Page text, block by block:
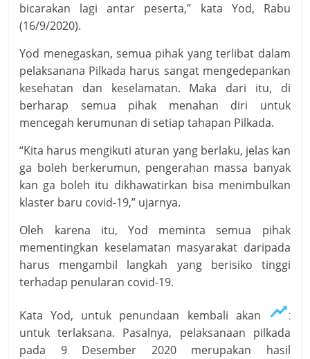
bicarakan lagi antar peserta,” kata Yod, Rabu
(16/9/2020).
Yod menegaskan, semua pihak yang terlibat dalam
pelaksanana Pilkada harus sangat mengedepankan
kesehatan dan keselamatan. Maka dari itu, di
berharap semua pihak menahan diri untuk
mencegah kerumunan di setiap tahapan Pilkada.
“Kita harus mengikuti aturan yang berlaku, jelas kan
ga boleh berkerumun, pengerahan massa banyak
kan ga boleh itu dikhawatirkan bisa menimbulkan
klaster baru covid-19,” ujarnya.
Oleh karena itu, Yod meminta semua pihak
mementingkan keselamatan masyarakat daripada
harus mengambil langkah yang berisiko tinggi
terhadap penularan covid-19.
Kata Yod, untuk penundaan kembali akan sulit
untuk terlaksana. Pasalnya, pelaksanaan pilkada
pada 9 Desember 2020 merupakan hasil